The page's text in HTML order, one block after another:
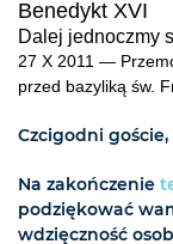
Benedykt XVI
Dalej jednoczmy
27 X 2011 —
przed bazyliką św.
Czcigodni
Na zakończenie
podziękować
wdzięczność